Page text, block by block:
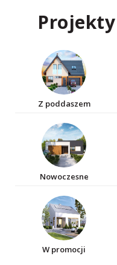
Z poddaszem
Nowoczesne
W promocji